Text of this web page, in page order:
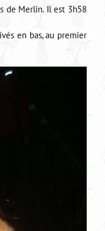
de Merlin. Il est 3h58
en bas, au premier